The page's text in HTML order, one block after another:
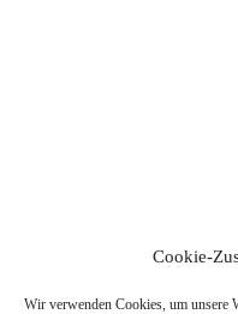
Cookie-
Wir verwenden Cookies, um unsere